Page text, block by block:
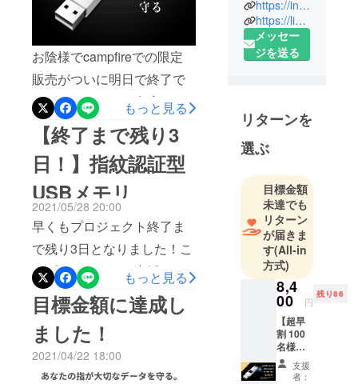
お陰様でcampfireでの限定
販売がついに明日で終了で
ございます。まだ在庫がご
ざいますので、ぜひこの機
会にお買い求めくださいま
せ！最後までどうぞよろし
くお願い致します。tanpo
スタッフ一同
もっと見る
【終了まで残り3
日！】指紋認証型
USBメモリ
2021/05/28 20:00
早くもプロジェクト終了ま
で残り3日となりました！こ
のプロジェクトに支援して
ただいた方々には感謝しか
ありません‼まだ購入を悩ん
でいる方！残り3日でCAMP
FIRE限定の特別価格が終了
もっと見る
目標金額に達成し
ました！
2021/04/22 18:00
場でパソコ
ンで作業す
ることが増
要なデータ
が入ってい
るUSBメモ
リを紛失。
そのことを
きっかけに
USBセキュ
リティを見
直し、セ
キュリティ
対策のして
あるUSBメ
モリ、
USBtouchを
製作。
https://instagram.com/tanpo_official
https://lin.ee/uooL12X
メッセー
ジを送る
リターンを
選ぶ
目標金額
未達でも
リターン
が届きま
す(All-in
方式)
8,4
00 円
残り86
【超早
割 100
名様限
定
30％off
支援
者：